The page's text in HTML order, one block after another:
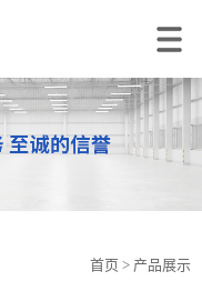
首页 > 产品展示